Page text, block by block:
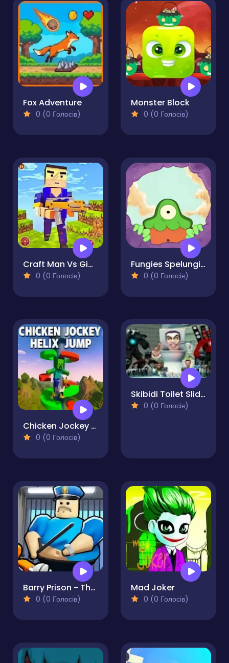
Fox Adventure
0 (0 Голосів)
Monster Block
0 (0 Голосів)
Craft Man Vs Giant TNT
0 (0 Голосів)
Fungies Spelungies
0 (0 Голосів)
Chicken Jockey Helix Jump
0 (0 Голосів)
Skibidi Toilet Sliding Puzzle
0 (0 Голосів)
Barry Prison - The Game
0 (0 Голосів)
Mad Joker
0 (0 Голосів)